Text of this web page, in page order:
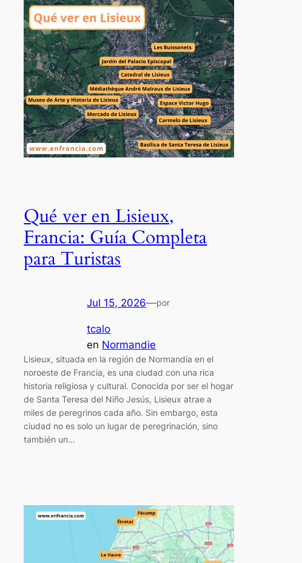
Qué ver en Lisieux,
Francia: Guía Completa
para Turistas
Jul 15, 2026—por
tcalo
en Normandie
Lisieux, situada en la región de Normandía en el
noroeste de Francia, es una ciudad con una rica
historia religiosa y cultural. Conocida por ser el hogar
de Santa Teresa del Niño Jesús, Lisieux atrae a
miles de peregrinos cada año. Sin embargo, esta
ciudad no es solo un lugar de peregrinación, sino
también un…